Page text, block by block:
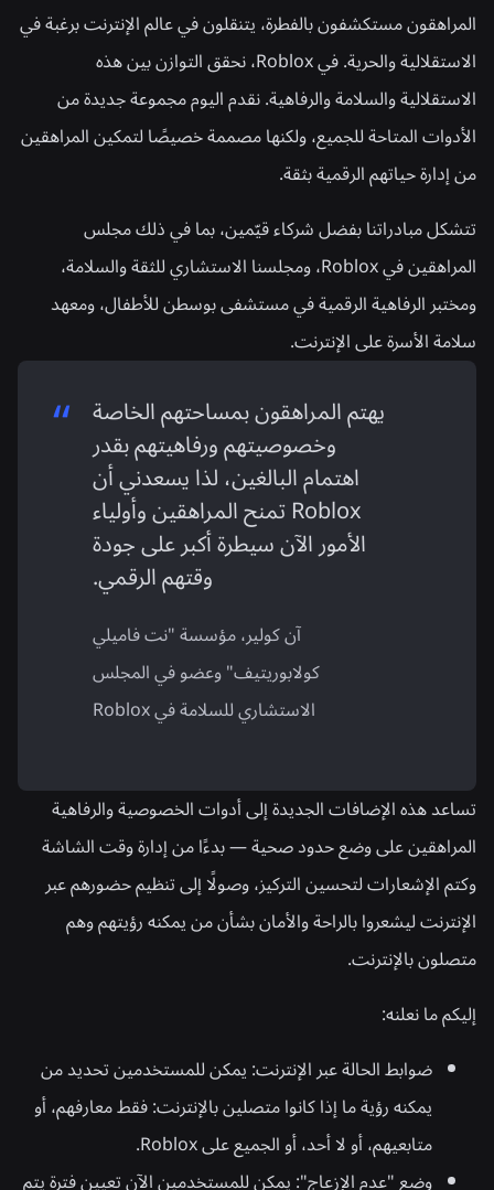
المراهقون مستكشفون بالفطرة، يتنقلون في عالم الإنترنت برغبة في
الاستقلالية والحرية. في Roblox، نحقق التوازن بين هذه
الاستقلالية والسلامة والرفاهية. نقدم اليوم مجموعة جديدة من
الأدوات المتاحة للجميع، ولكنها مصممة خصيصًا لتمكين المراهقين
من إدارة حياتهم الرقمية بثقة.
تتشكل مبادراتنا بفضل شركاء قيّمين، بما في ذلك مجلس
المراهقين في Roblox، ومجلسنا الاستشاري للثقة والسلامة،
ومختبر الرفاهية الرقمية في مستشفى بوسطن للأطفال، ومعهد
سلامة الأسرة على الإنترنت.
يهتم المراهقون بمساحتهم الخاصة
وخصوصيتهم ورفاهيتهم بقدر
اهتمام البالغين، لذا يسعدني أن
Roblox تمنح المراهقين وأولياء
الأمور الآن سيطرة أكبر على جودة
وقتهم الرقمي.
آن كولير، مؤسسة "نت فاميلي
كولابوريتيف" وعضو في المجلس
الاستشاري للسلامة في Roblox
تساعد هذه الإضافات الجديدة إلى أدوات الخصوصية والرفاهية
المراهقين على وضع حدود صحية — بدءًا من إدارة وقت الشاشة
وكتم الإشعارات لتحسين التركيز، وصولًا إلى تنظيم حضورهم عبر
الإنترنت ليشعروا بالراحة والأمان بشأن من يمكنه رؤيتهم وهم
متصلون بالإنترنت.
إليكم ما نعلنه:
ضوابط الحالة عبر الإنترنت:يمكن للمستخدمين تحديد من
يمكنه رؤية ما إذا كانوا متصلين بالإنترنت: فقط معارفهم، أو
متابعيهم، أو لا أحد، أو الجميع على Roblox.